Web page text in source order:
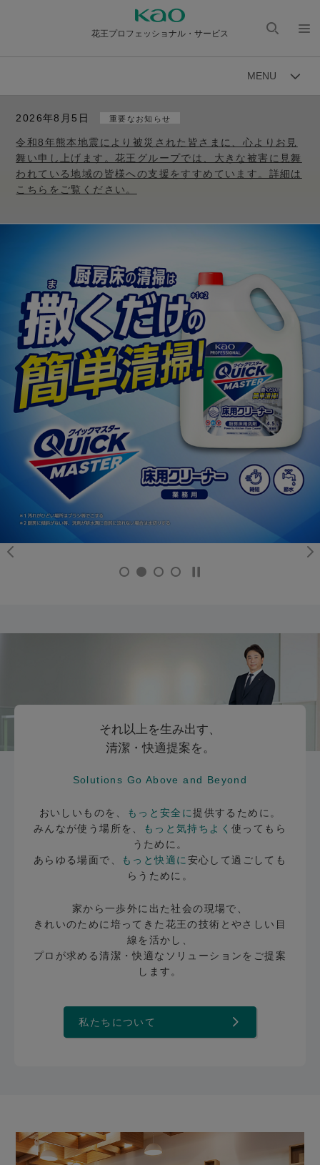
花王プロフェッショナル・サービス
く
MENU
2026年8月5日 重要なお知らせ
令和8年熊本地震により被災された皆さまに、心よりお見
舞い申し上げます。花王グループでは、大きな被害に見舞
われている地域の皆様への支援をすすめています。詳細は
こちらをご覧ください。
それ以上を生み出す、
清潔・快適提案を。
Solutions Go Above and Beyond
おいしいものを、 もっと安全に提供するために。
みんなが使う場所を、
もっと気持ちよく使ってもら
うために。
あらゆる場面で、
もっと快適に安心して過ごしても
らうために。
家から一歩外に出た社会の現場で、
きれいのために培ってきた花王の技術とやさしい目
線を活かし、
プロが求める清潔・快適なソリューションをご提案
します。
私たちについて